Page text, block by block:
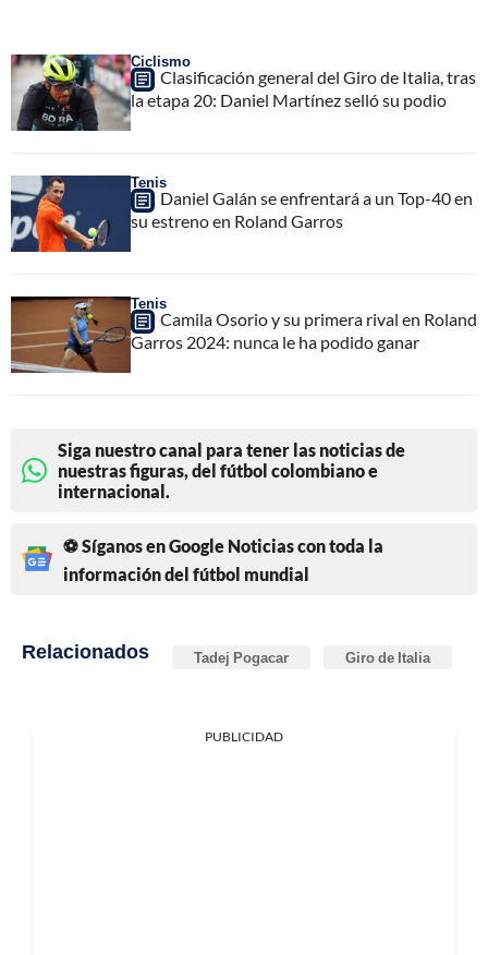
Ciclismo
Clasificación general del Giro de Italia, tras
la etapa 20: Daniel Martínez selló su podio
Tenis
Daniel Galán se enfrentará a un Top-40 en
su estreno en Roland Garros
Tenis
Camila Osorio y su primera rival en Roland
Garros 2024: nunca le ha podido ganar
Siga nuestro canal para tener las noticias de
nuestras figuras, del fútbol colombiano e
internacional.
⚽ Síganos en Google Noticias con toda la
información del fútbol mundial
Relacionados Tadej Pogacar Giro de Italia
PUBLICIDAD